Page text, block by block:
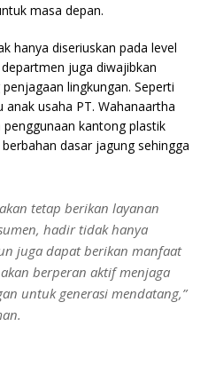
masa depan.
hanya diseriuskan pada level
juga diwajibkan
lingkungan. Seperti
usaha PT. Wahanaartha
kantong plastik
dasar jagung sehingga
tetap berikan layanan
hadir tidak hanya
juga dapat berikan manfaat
berperan aktif menjaga
untuk generasi mendatang,”